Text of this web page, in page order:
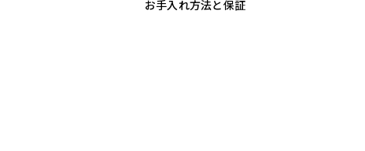
お手入れ方法と保証